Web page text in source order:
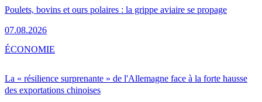
Poulets, bovins et ours polaires : la grippe aviaire se propage
07.08.2026
La « résilience surprenante » de l'Allemagne face à la forte hausse
des exportations chinoises
ÉCONOMIE